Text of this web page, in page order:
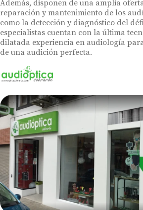
Además, disponen de una amplia
reparación y mantenimiento de los
como la detección y diagnóstico del
especialistas cuentan con la última
dilatada experiencia en audiología
de una audición perfecta.